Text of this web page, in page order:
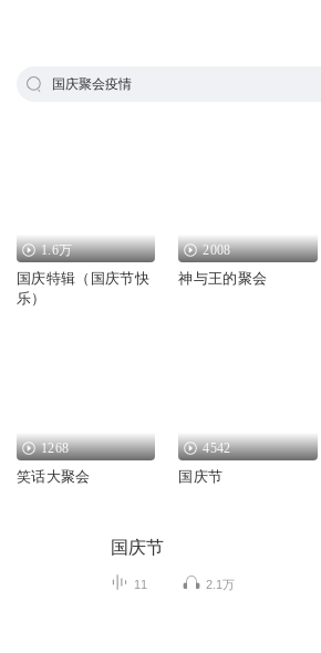
国庆聚会疫情
1.6万
国庆特辑（国庆节快
乐）
2008
神与王的聚会
1268
笑话大聚会
4542
国庆节
国庆节
11 2.1万